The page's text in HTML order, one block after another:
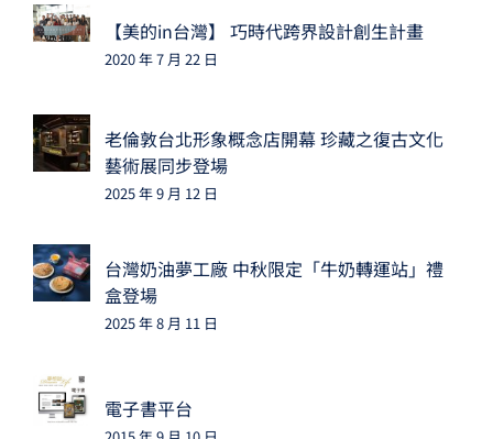
【美的in台灣】 巧時代跨界設計創生計畫
2020 年 7 月 22 日
老倫敦台北形象概念店開幕 珍藏之復古文化
藝術展同步登場
2025 年 9 月 12 日
台灣奶油夢工廠 中秋限定「牛奶轉運站」禮
盒登場
2025 年 8 月 11 日
電子書平台